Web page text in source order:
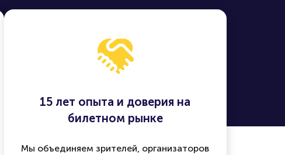
15 лет опыта и доверия на
билетном рынке
Мы объединяем зрителей, организаторов